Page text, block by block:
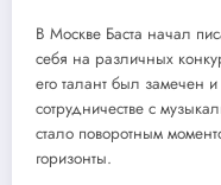
В Москве Баста начал
себя на различных
его талант был замечен
сотрудничестве с
стало поворотным
горизонты.